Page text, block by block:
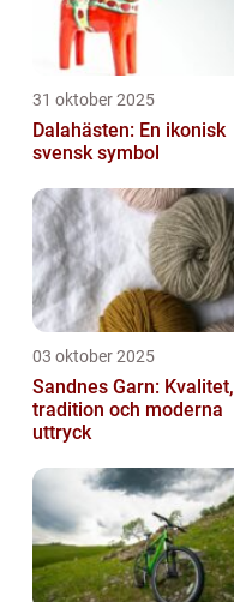
31 oktober 2025
Dalahästen: En ikonisk
svensk symbol
03 oktober 2025
Sandnes Garn: Kvalitet,
tradition och moderna
uttryck